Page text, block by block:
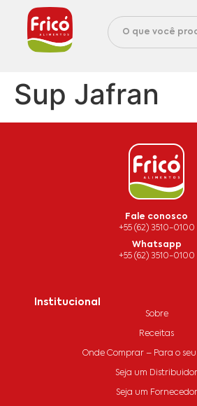
Sup Jafran
Fale conosco
+55 (62) 3510-0100
Whatsapp
+55 (62) 3510-0100
Institucional
Sobre
Receitas
Onde Comprar – Para o
Seja um Distribuidor
Seja um Fornecedor